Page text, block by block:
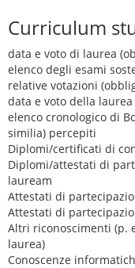
Curriculum
data e voto di laurea
elenco degli esami
relative votazioni
data e voto della laurea
elenco cronologico di
similia) percepiti
Diplomi/certificati di
Diplomi/attestati di
lauream
Attestati di
Attestati di
Altri riconoscimenti (p.
laurea)
Conoscenze